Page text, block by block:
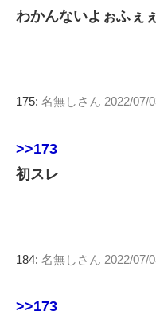
わかんないよぉふぇぇ
175: 名無しさん 2022/07/
>>173
初スレ
184: 名無しさん 2022/07/
>>173